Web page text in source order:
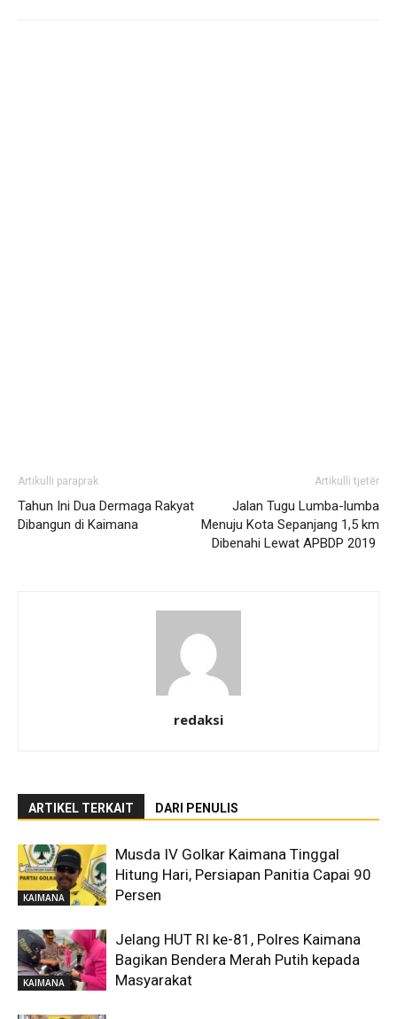
Artikulli paraprak
Tahun Ini Dua Dermaga Rakyat
Dibangun di Kaimana
Artikulli tjetër
Jalan Tugu Lumba-lumba
Menuju Kota Sepanjang 1,5 km
Dibenahi Lewat APBDP 2019
redaksi
ARTIKEL TERKAIT DARI PENULIS
KAIMANA
Musda IV Golkar Kaimana Tinggal
Hitung Hari, Persiapan Panitia Capai 90
Persen
KAIMANA
Jelang HUT RI ke-81, Polres Kaimana
Bagikan Bendera Merah Putih kepada
Masyarakat